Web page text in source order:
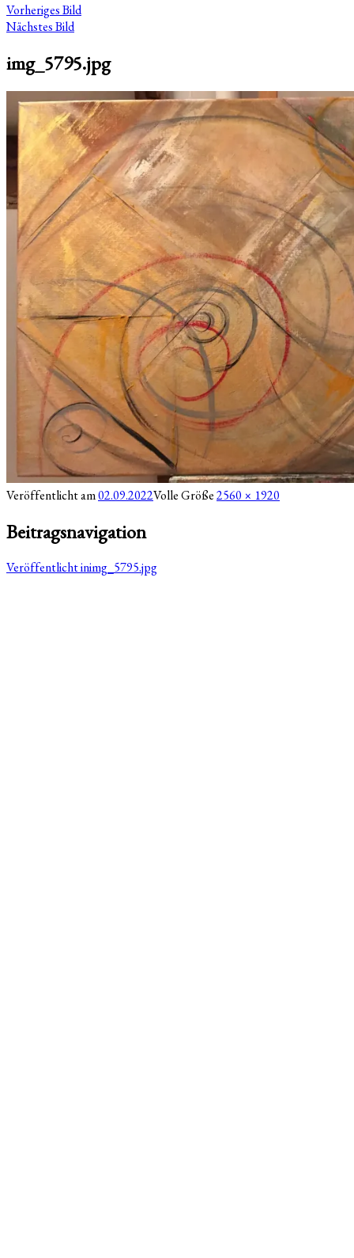
Vorheriges Bild
Nächstes Bild
img_5795.jpg
Veröffentlicht am02.09.2022Volle Größe2560 × 1920
Beitragsnavigation
Veröffentlicht inimg_5795.jpg